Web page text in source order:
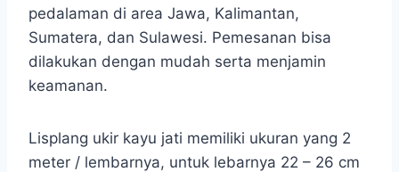
pedalaman di area Jawa, Kalimantan,
Sumatera, dan Sulawesi. Pemesanan bisa
dilakukan dengan mudah serta menjamin
keamanan.
Lisplang ukir kayu jati memiliki ukuran yang 2
meter / lembarnya, untuk lebarnya 22 – 26 cm